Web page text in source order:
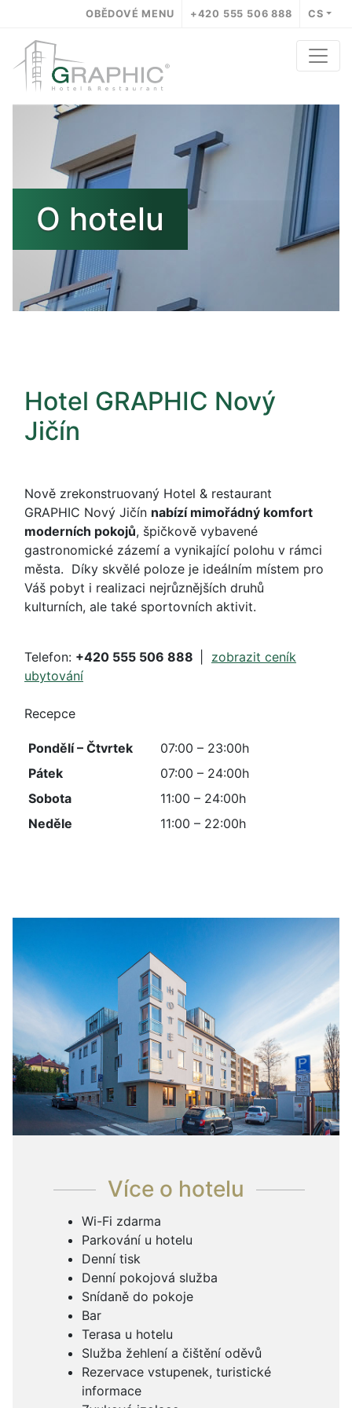
OBĚDOVÉ MENU +420 555 506 888 CS
O hotelu
Hotel GRAPHIC Nový
Jičín
Nově zrekonstruovaný Hotel & restaurant
GRAPHIC Nový Jičín nabízí mimořádný komfort
moderních pokojů, špičkově vybavené
gastronomické zázemí a vynikající polohu v rámci
města. Díky skvělé poloze je ideálním místem pro
Váš pobyt i realizaci nejrůznějších druhů
kulturních, ale také sportovních aktivit.
Telefon: +420 555 506 888
zobrazit ceník
ubytování
Recepce
Pondělí – Čtvrtek
07:00 – 23:00h
Pátek
07:00 – 24:00h
Sobota
11:00 – 24:00h
Neděle
11:00 – 22:00h
Více o hotelu
Wi-Fi zdarma
Parkování u hotelu
Denní tisk
Denní pokojová služba
Snídaně do pokoje
Bar
Terasa u hotelu
Služba žehlení a čištění oděvů
Rezervace vstupenek, turistické
informace